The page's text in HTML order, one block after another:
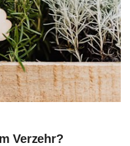
Verzehr?